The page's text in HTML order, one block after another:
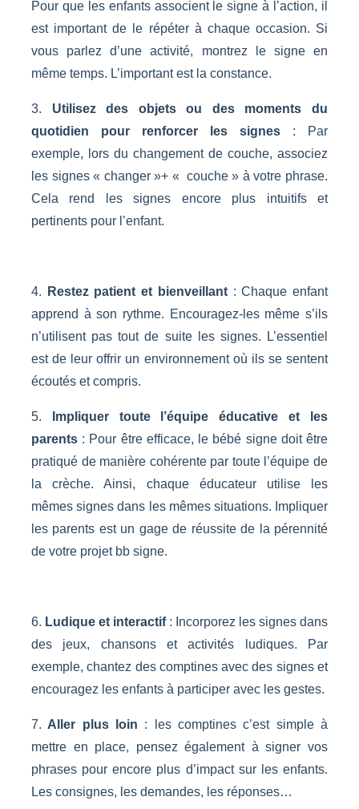
Pour que les enfants associent le signe à l’action, il
est important de le répéter à chaque occasion. Si
vous parlez d’une activité, montrez le signe en
même temps. L’important est la constance.
3. Utilisez des objets ou des moments du
quotidien pour renforcer les signes : Par
exemple, lors du changement de couche, associez
les signes « changer »+ « couche » à votre phrase.
Cela rend les signes encore plus intuitifs et
pertinents pour l’enfant.
4. Restez patient et bienveillant: Chaque enfant
apprend à son rythme. Encouragez-les même s’ils
n’utilisent pas tout de suite les signes. L’essentiel
est de leur offrir un environnement où ils se sentent
écoutés et compris.
5. Impliquer toute l’équipe éducative et les
parents: Pour être efficace, le bébé signe doit être
pratiqué de manière cohérente par toute l’équipe de
la crèche. Ainsi, chaque éducateur utilise les
mêmes signes dans les mêmes situations. Impliquer
les parents est un gage de réussite de la pérennité
de votre projet bb signe.
6. Ludique et interactif: Incorporez les signes dans
des jeux, chansons et activités ludiques. Par
exemple, chantez des comptines avec des signes et
encouragez les enfants à participer avec les gestes.
7. Aller plus loin : les comptines c’est simple à
mettre en place, pensez également à signer vos
phrases pour encore plus d’impact sur les enfants.
Les consignes, les demandes, les réponses…